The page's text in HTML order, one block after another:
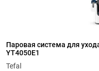
Паровая система для
YT4050E1
Tefal